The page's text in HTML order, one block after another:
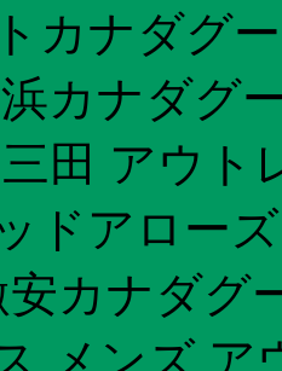
カナダグ
カナダグ
田 アウト
ドアロー
安カナダグ
メンズ